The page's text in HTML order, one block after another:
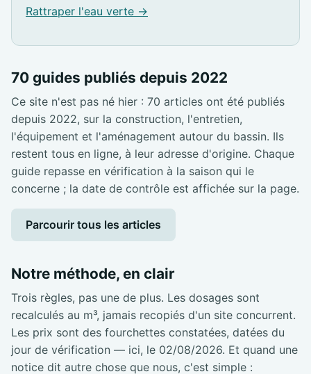
Rattraper l'eau verte →
70 guides publiés depuis 2022
Ce site n'est pas né hier : 70 articles ont été publiés
depuis 2022, sur la construction, l'entretien,
l'équipement et l'aménagement autour du bassin. Ils
restent tous en ligne, à leur adresse d'origine. Chaque
guide repasse en vérification à la saison qui le
concerne ; la date de contrôle est affichée sur la page.
Parcourir tous les articles
Notre méthode, en clair
Trois règles, pas une de plus. Les dosages sont
recalculés au m³, jamais recopiés d'un site concurrent.
Les prix sont des fourchettes constatées, datées du
jour de vérification — ici, le 02/08/2026. Et quand une
notice dit autre chose que nous, c'est simple :